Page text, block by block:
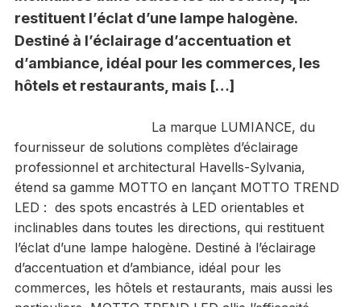
restituent l’éclat d’une lampe halogène.
Destiné à l’éclairage d’accentuation et
d’ambiance, idéal pour les commerces, les
hôtels et restaurants, mais […]
La marque LUMIANCE, du
fournisseur de solutions complètes d’éclairage
professionnel et architectural Havells-Sylvania,
étend sa gamme MOTTO en lançant MOTTO TREND
LED : des spots encastrés à LED orientables et
inclinables dans toutes les directions, qui restituent
l’éclat d’une lampe halogène. Destiné à l’éclairage
d’accentuation et d’ambiance, idéal pour les
commerces, les hôtels et restaurants, mais aussi les